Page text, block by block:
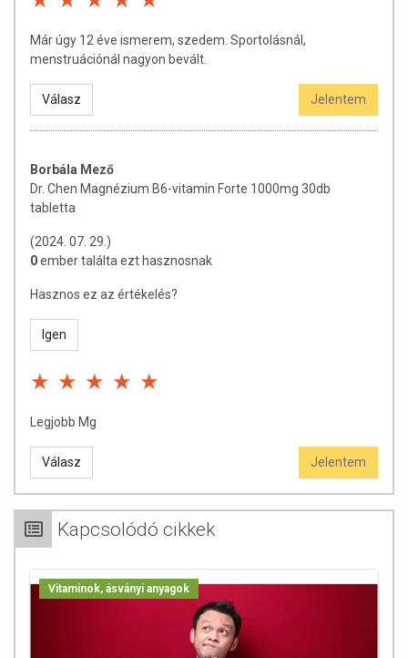
Már úgy 12 éve ismerem, szedem. Sportolásnál,
menstruációnál nagyon bevált.
Válasz Jelentem
Borbála Mező
Dr. Chen Magnézium B6-vitamin Forte 1000mg 30db
tabletta
(2024. 07. 29.)
0ember találta ezt hasznosnak
Hasznos ez az értékelés?
Igen
Legjobb Mg
Válasz Jelentem
Kapcsolódó cikkek
Vitaminok, ásványi anyagok